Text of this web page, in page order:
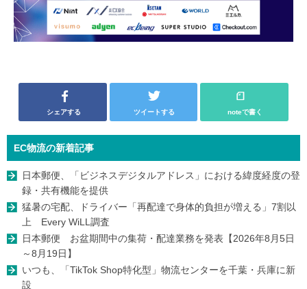
シェアする ツイートする noteで書く
EC物流の新着記事
日本郵便、「ビジネスデジタルアドレス」における緯度経度の登
録・共有機能を提供
猛暑の宅配、ドライバー「再配達で身体的負担が増える」7割以
上 Every WiLL調査
日本郵便 お盆期間中の集荷・配達業務を発表【2026年8月5日
～8月19日】
いつも、「TikTok Shop特化型」物流センターを千葉・兵庫に新
設